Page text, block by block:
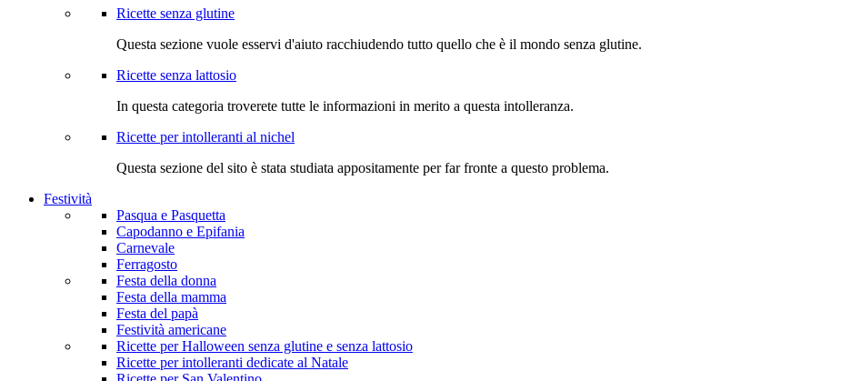
Ricette senza glutine
Questa sezione vuole esservi d'aiuto racchiudendo tutto quello che è il mondo senza glutine.
Ricette senza lattosio
In questa categoria troverete tutte le informazioni in merito a questa intolleranza.
Ricette per intolleranti al nichel
Questa sezione del sito è stata studiata appositamente per far fronte a questo problema.
Festività
Pasqua e Pasquetta
Capodanno e Epifania
Carnevale
Ferragosto
Festa della donna
Festa della mamma
Festa del papà
Festività americane
Ricette per Halloween senza glutine e senza lattosio
Ricette per intolleranti dedicate al Natale